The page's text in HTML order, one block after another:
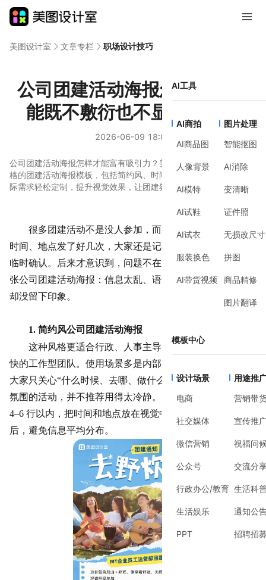
AI工具
AI商拍
AI商品图
人像背景
AI模特
AI试鞋
AI试衣
服装换色
AI带货视频
图片处理
智能抠图
AI消除
变清晰
证件照
无损改尺寸
拼图
商品精修
图片翻译
模板中心
设计场景
电商
社交媒体
微信营销
公众号
行政办公/教育
生活娱乐
PPT
用途推
营销带
宣传推
祝福问
交流分
生活科
通知公
招聘招
美图设计室 文章专栏 职场设计技巧
公司团建活动海报怎么选，才
能既不敷衍也不显得太用力
2026-06-09 18:02
公司团建活动海报怎样才能富有吸引力？美图设计室提供了多种风
格的团建活动海报模板，包括简约风、时尚风、插画风等。结合实
际需求轻松定制，提升视觉效果，让团建氛围更轻松！
很多团建活动不是没人参加，而是第一步就被忽略了。
时间、地点发了好几次，大家还是记不清，临近活动才开始
临时确认。后来才意识到，问题不在活动本身，而在最初那
张公司团建活动海报：信息太乱、语气太空，员工一眼看完
却没留下印象 。
1. 简约风公司团建活动海报
这种风格更适合行政、人事主导的常规团建，或节奏偏
快的工作型团队。使用场景多是内部群通知、公告栏张贴，
大家只关心“什么时候、去哪、做什么”。如果是强调情绪或
氛围的活动，并不推荐用得太冷静。实用建议是控制文字在
4–6 行以内，把时间和地点放在视觉中心，其余信息尽量靠
后，避免信息平均分布。